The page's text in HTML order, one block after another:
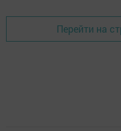
Перейти на